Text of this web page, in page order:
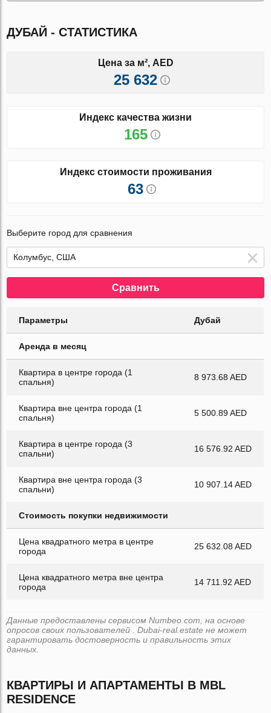
ДУБАЙ - СТАТИСТИКА
Цена за м², AED
25 632
Индекс качества жизни
165
Индекс стоимости проживания
63
Выберите город для сравнения
Сравнить
Параметры Дубай
Аренда в месяц
Квартира в центре города (1
спальня)
8 973.68 AED
Квартира вне центра города (1
спальня)
5 500.89 AED
Квартира в центре города (3
спальни)
16 576.92 AED
Квартира вне центра города (3
спальни)
10 907.14 AED
Стоимость покупки недвижимости
Цена квадратного метра в центре
города
25 632.08 AED
Цена квадратного метра вне центра
города
14 711.92 AED
Данные предоставлены сервисом Numbeo.com, на основе
опросов своих пользователей . Dubai-real.estate не может
гарантировать достоверность и правильность этих
данных.
КВАРТИРЫ И АПАРТАМЕНТЫ В MBL
RESIDENCE